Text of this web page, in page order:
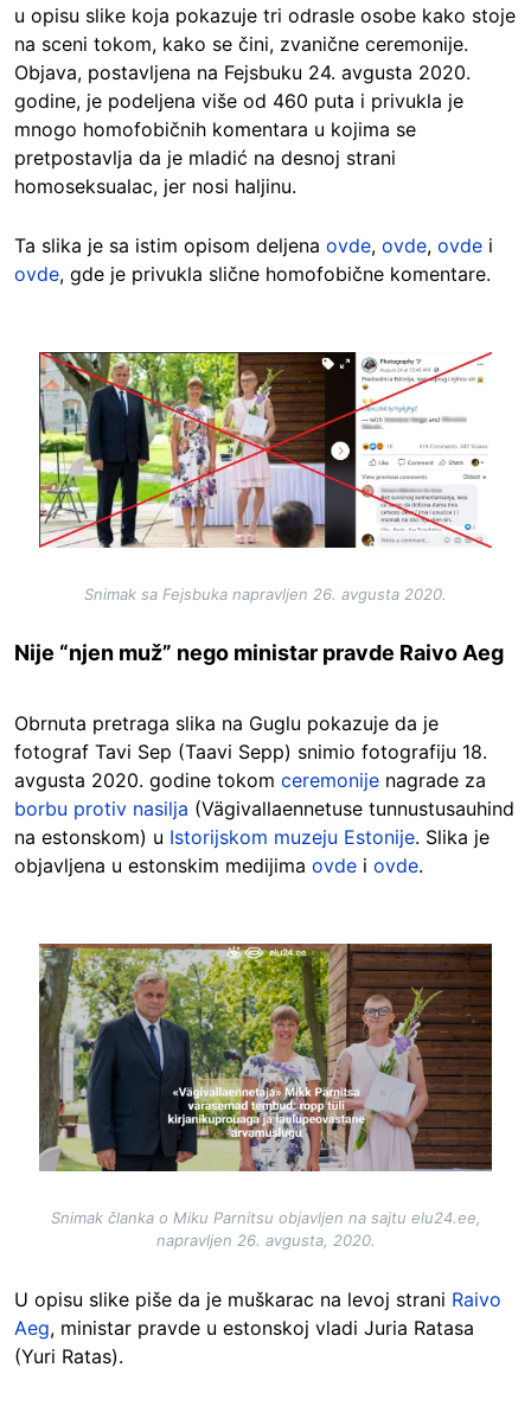
u opisu slike koja pokazuje tri odrasle osobe kako stoje
na sceni tokom, kako se čini, zvanične ceremonije.
Objava, postavljena na Fejsbuku 24. avgusta 2020.
godine, je podeljena više od 460 puta i privukla je
mnogo homofobičnih komentara u kojima se
pretpostavlja da je mladić na desnoj strani
homoseksualac, jer nosi haljinu.
Ta slika je sa istim opisom deljena ovde, ovde, ovde i
ovde, gde je privukla slične homofobične komentare.
Image
Snimak sa Fejsbuka napravljen 26. avgusta 2020.
Nije “njen muž” nego ministar pravde Raivo Aeg
Obrnuta pretraga slika na Guglu pokazuje da je
fotograf Tavi Sep (Taavi Sepp) snimio fotografiju 18.
avgusta 2020. godine tokom ceremonije nagrade za
borbu protiv nasilja (Vägivallaennetuse tunnustusauhind
na estonskom) u Istorijskom muzeju Estonije. Slika je
objavljena u estonskim medijima ovde i ovde.
Image
Snimak članka o Miku Parnitsu objavljen na sajtu elu24.ee,
napravljen 26. avgusta, 2020.
U opisu slike piše da je muškarac na levoj strani Raivo
Aeg, ministar pravde u estonskoj vladi Juria Ratasa
(Yuri Ratas).